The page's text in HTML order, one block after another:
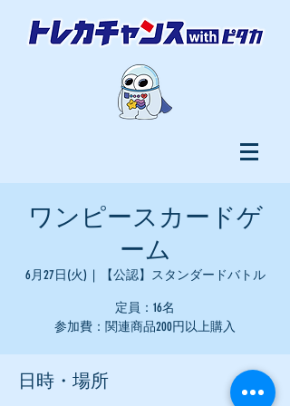
ワンピースカードゲ
ーム
6月27日(火)
  |
【公認】スタンダードバトル
定員：16名
参加費：関連商品200円以上購入
日時・場所